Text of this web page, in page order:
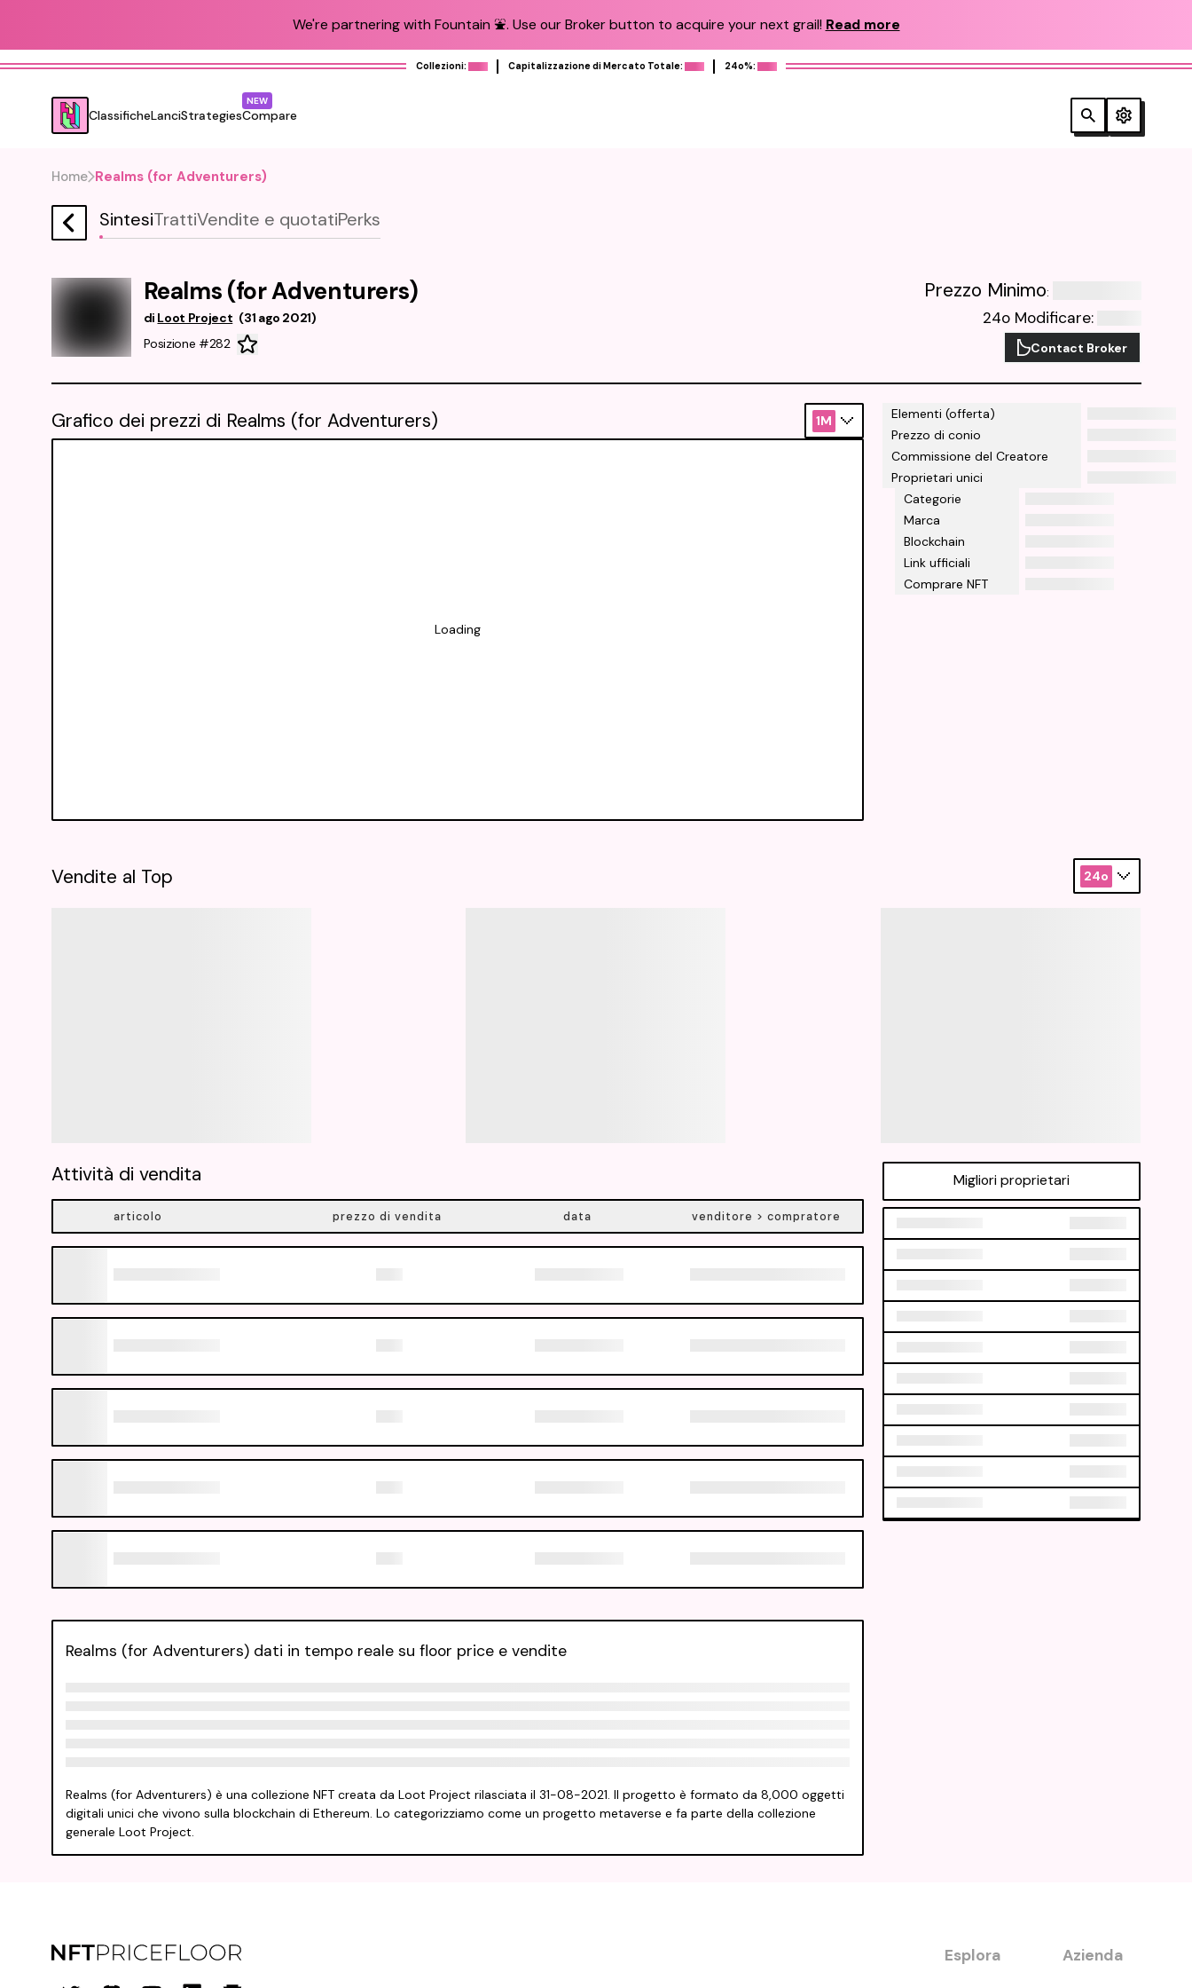
We're partnering with Fountain ⛲️. Use our Broker button to acquire your next grail! Read more
Collezioni: Capitalizzazione di Mercato Totale: 24o%:
ClassificheLanciStrategiesCompare
NEW
Home Realms (for Adventurers)
SintesiTrattiVendite e quotatiPerks
Realms (for Adventurers)
di Loot Project (31 ago 2021)
Posizione #282
Prezzo Minimo:
24o Modificare:
Contact Broker
Realms (for Adventurers) dati in tempo reale su floor price e vendite
Realms (for Adventurers) è una collezione NFT creata da Loot Project rilasciata il 31-08-2021. Il progetto è formato da 8,000 oggetti
digitali unici che vivono sulla blockchain di Ethereum. Lo categorizziamo come un progetto metaverse e fa parte della collezione
generale Loot Project.
Elementi (offerta)
Prezzo di conio
Commissione del Creatore
Proprietari unici
Categorie
Marca
Blockchain
Link ufficiali
Comprare NFT
Grafico dei prezzi di Realms (for Adventurers) 1M
Loading
Vendite al Top 24o
Attività di vendita
articolo prezzo di vendita data venditore > compratore
Migliori proprietari
Esplora Azienda